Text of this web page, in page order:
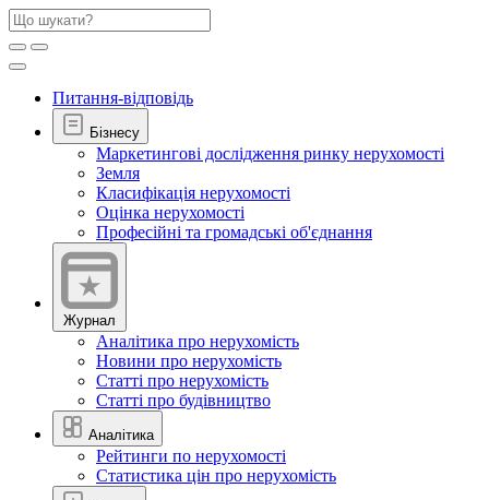
Питання-відповідь
Бізнесу
Маркетингові дослідження ринку нерухомості
Земля
Класифікація нерухомості
Оцінка нерухомості
Професійні та громадські об'єднання
Журнал
Аналітика про нерухомість
Новини про нерухомість
Статті про нерухомість
Статті про будівництво
Аналітика
Рейтинги по нерухомості
Статистика цін про нерухомість